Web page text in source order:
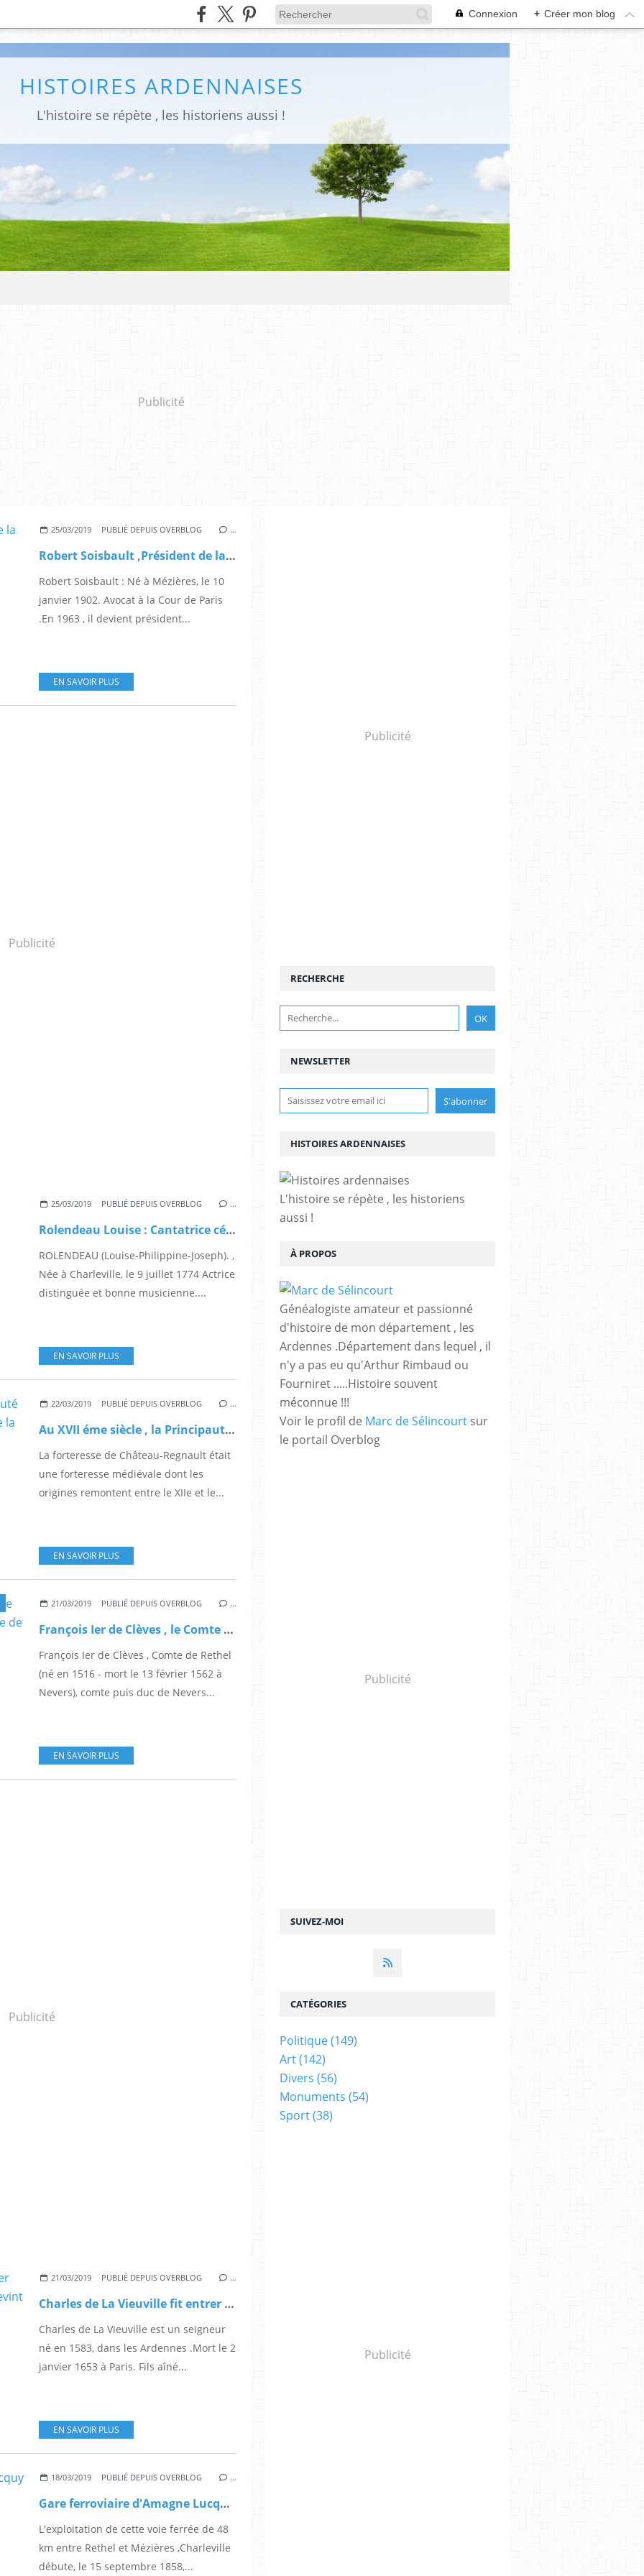
Connexion + Créer mon blog
HISTOIRES ARDENNAISES
L'histoire se répète , les historiens aussi !
Publicité
25/03/2019 PUBLIÉ DEPUIS OVERBLOG …
Robert Soisbault ,Président de la fédération de Tennis et sa fille , finaliste de Wimbledon ,championne d'Europe de rallye
Robert Soisbault : Né à Mézières, le 10
janvier 1902. Avocat à la Cour de Paris
.En 1963 , il devient président...
EN SAVOIR PLUS
Publicité
25/03/2019 PUBLIÉ DEPUIS OVERBLOG …
Rolendeau Louise : Cantatrice célèbre au 18 ème siècle et directrice du théâtre de Gand
ROLENDEAU (Louise-Philippine-Joseph). ,
Née à Charleville, le 9 juillet 1774 Actrice
distinguée et bonne musicienne....
EN SAVOIR PLUS
22/03/2019 PUBLIÉ DEPUIS OVERBLOG …
Au XVII éme siècle , la Principauté de Chateau-Regnault frappait de la fausse monnaie
La forteresse de Château-Regnault était
une forteresse médiévale dont les
origines remontent entre le XIIe et le...
EN SAVOIR PLUS
21/03/2019 PUBLIÉ DEPUIS OVERBLOG …
François Ier de Clèves , le Comte de Rethel qui inspira la Princesse de Clève
François Ier de Clèves , Comte de Rethel
(né en 1516 - mort le 13 février 1562 à
Nevers), comte puis duc de Nevers...
EN SAVOIR PLUS
Publicité
21/03/2019 PUBLIÉ DEPUIS OVERBLOG …
Charles de La Vieuville fit entrer Richelieu au Conseil du roi .Et devint ministre de Mazarin
Charles de La Vieuville est un seigneur
né en 1583, dans les Ardennes .Mort le 2
janvier 1653 à Paris. Fils aîné...
EN SAVOIR PLUS
18/03/2019 PUBLIÉ DEPUIS OVERBLOG …
Gare ferroviaire d'Amagne Lucquy : son dépôt , ses ateliers etc....
L'exploitation de cette voie ferrée de 48
km entre Rethel et Mézières ,Charleville
débute, le 15 septembre 1858,...
Publicité
NEWSLETTER
SUIVEZ-MOI
RECHERCHE
HISTOIRES ARDENNAISES
L'histoire se répète , les historiens
aussi !
À PROPOS
Généalogiste amateur et passionné
d'histoire de mon département , les
Ardennes .Département dans lequel , il
n'y a pas eu qu'Arthur Rimbaud ou
Fourniret .....Histoire souvent
méconnue !!!
Voir le profil de Marc de Sélincourt sur
le portail Overblog
Publicité
CATÉGORIES
Politique(149)
Art(142)
Divers (56)
Monuments (54)
Sport(38)
Publicité